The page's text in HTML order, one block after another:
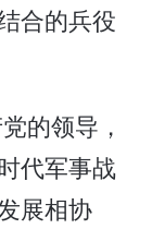
合的兵役
的领导，
代军事战
展相协